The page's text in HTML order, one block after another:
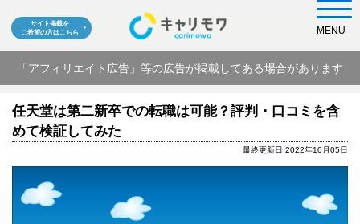
サイト掲載を
ご希望の方はこちら
「アフィリエイト広告」等の広告が掲載してある場合があります
MENU
任天堂は第二新卒での転職は可能？評判・口コミを含
めて検証してみた
最終更新日:2022年10月05日